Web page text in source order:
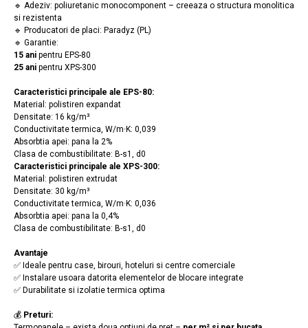
🔹 Adeziv: poliuretanic monocomponent – creeaza o structura monolitica
si rezistenta
🔹 Producatori de placi: Paradyz (PL)
🔹 Garantie:
15 ani pentru EPS-80
25 ani pentru XPS-300
Caracteristici principale ale EPS-80:
Material: polistiren expandat
Densitate: 16 kg/m³
Conductivitate termica, W/m·K: 0,039
Absorbtia apei: pana la 2%
Clasa de combustibilitate: B-s1, d0
Caracteristici principale ale XPS-300:
Material: polistiren extrudat
Densitate: 30 kg/m³
Conductivitate termica, W/m·K: 0,036
Absorbtia apei: pana la 0,4%
Clasa de combustibilitate: B-s1, d0
Avantaje
✅ Ideale pentru case, birouri, hoteluri si centre comerciale
✅ Instalare usoara datorita elementelor de blocare integrate
✅ Durabilitate si izolatie termica optima
💰 Preturi: